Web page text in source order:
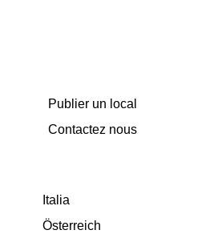
Publier un local
Contactez nous
Italia
Österreich